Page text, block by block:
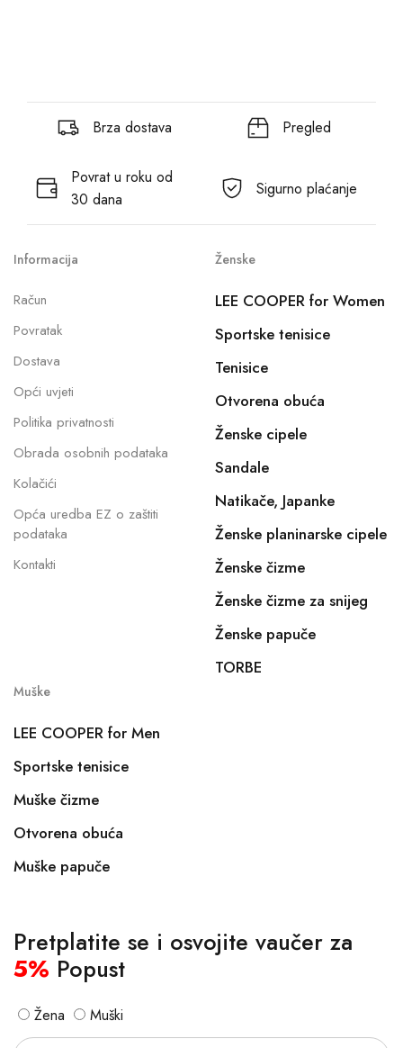
Brza dostava Pregled
Povrat u roku od
30 dana
Sigurno plaćanje
Informacija
Račun
Povratak
Dostava
Opći uvjeti
Politika privatnosti
Obrada osobnih podataka
Kolačići
Opća uredba EZ o zaštiti
podataka
Kontakti
Ženske
LEE COOPER for Women
Sportske tenisice
Tenisice
Otvorena obuća
Ženske cipele
Sandale
Natikače, Japanke
Ženske planinarske cipele
Ženske čizme
Ženske čizme za snijeg
Ženske papuče
TORBE
Muške
LEE COOPER for Men
Sportske tenisice
Muške čizme
Otvorena obuća
Muške papuče
Pretplatite se i osvojite vaučer za
5% Popust
Žena Muški